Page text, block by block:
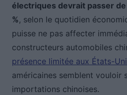
électriques devrait passer
%, selon le quotidien
puisse ne pas affecter
constructeurs automobiles
présence limitée aux États-
américaines semblent vouloir
importations chinoises.